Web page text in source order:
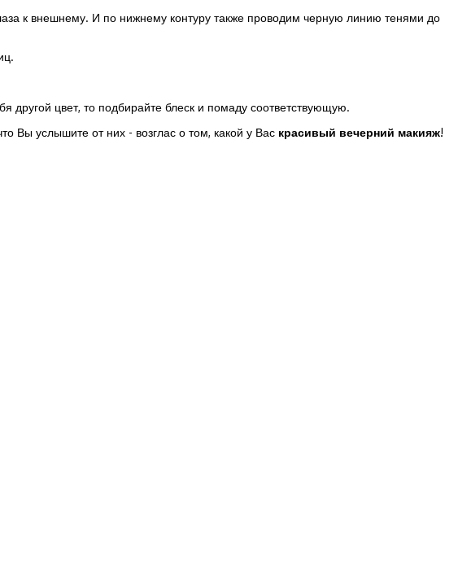
к внешнему. И по нижнему контуру также проводим черную линию тенями до
другой цвет, то подбирайте блеск и помаду соответствующую.
Вы услышите от них - возглас о том, какой у Вас красивый вечерний макияж!